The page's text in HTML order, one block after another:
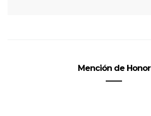
Mención de Honor